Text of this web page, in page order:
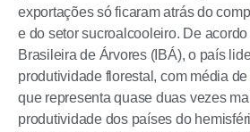
exportações só ficaram atrás do
e do setor sucroalcooleiro. De
Brasileira de Árvores (IBÁ), o país
produtividade florestal, com média de
que representa quase duas vezes
produtividade dos países do